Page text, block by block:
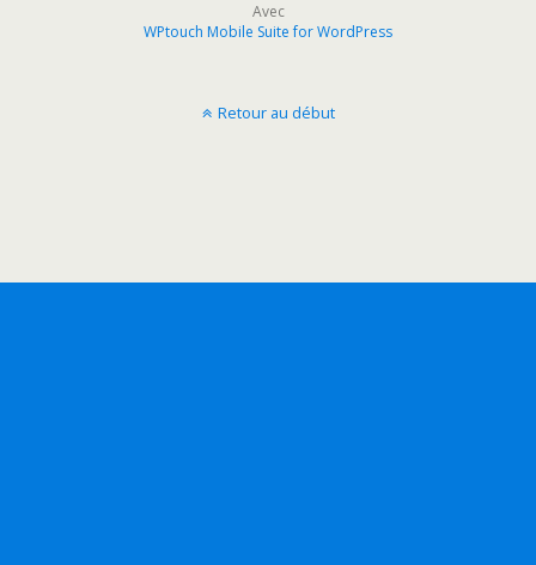
Avec
WPtouch Mobile Suite for WordPress
Retour au début